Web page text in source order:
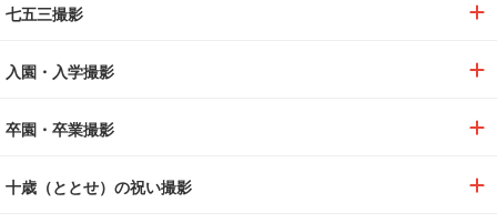
七五三撮影
入園・入学撮影
卒園・卒業撮影
十歳（ととせ）の祝い撮影